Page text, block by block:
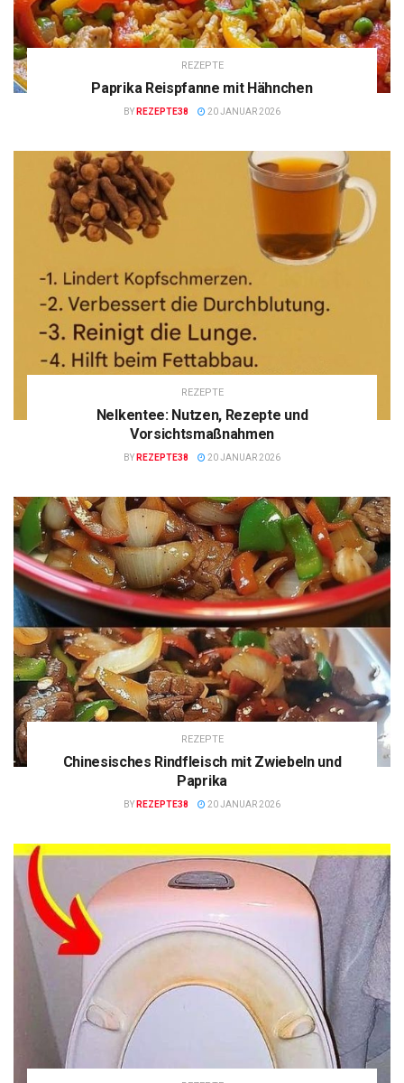
REZEPTE
Paprika Reispfanne mit Hähnchen
BY REZEPTE38 20 JANUAR 2026
REZEPTE
Nelkentee: Nutzen, Rezepte und
Vorsichtsmaßnahmen
BY REZEPTE38 20 JANUAR 2026
REZEPTE
Chinesisches Rindfleisch mit Zwiebeln und
Paprika
BY REZEPTE38 20 JANUAR 2026